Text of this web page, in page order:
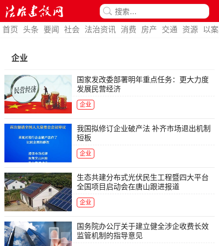
首页 头条 要闻 社会 法治资讯 消费 房产 交通 资源 以
企业
国家发改委部署明年重点任务：更大力度
发展民营经济
企业
我国拟修订企业破产法 补齐市场退出机制
短板
企业
生态共建分布式光伏民生工程暨四大平台
全国项目启动会在唐山跟进报道
企业
国务院办公厅关于建立健全涉企收费长效
监管机制的指导意见